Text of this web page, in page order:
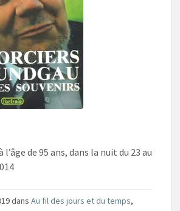
de 95 ans, dans la nuit du 23 au
dans Au fil des jours et du temps,